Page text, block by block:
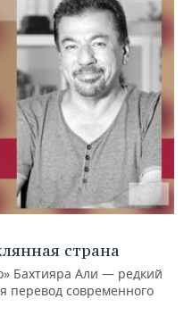
страна
Бахтияра Али — редкий
перевод современного